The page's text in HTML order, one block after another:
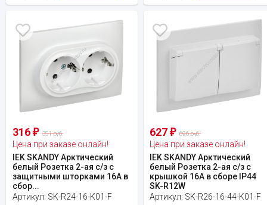
316 ₽ 351 руб.
Цена при заказе онлайн!
IEK SKANDY Арктический
белый Розетка 2-ая с/з с
защитными шторками 16А в
сбор...
Артикул: SK-R24-16-K01-F
627₽ 696 руб.
Цена при заказе онлайн!
IEK SKANDY Арктический
белый Розетка 2-ая с/з с
крышкой 16А в сборе IP44
SK-R12W
Артикул: SK-R26-16-44-K01-F